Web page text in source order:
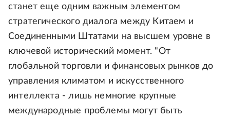
станет еще одним важным элементом
стратегического диалога между Китаем и
Соединенными Штатами на высшем уровне в
ключевой исторический момент. "От
глобальной торговли и финансовых рынков до
управления климатом и искусственного
интеллекта - лишь немногие крупные
международные проблемы могут быть